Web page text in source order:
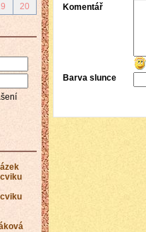
Komentář
Barva slunce
20